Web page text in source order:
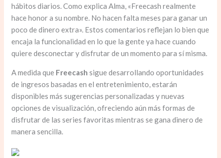
hábitos diarios. Como explica Alma, «Freecash realmente
hace honor a su nombre. No hacen falta meses para ganar un
poco de dinero extra». Estos comentarios reflejan lo bien que
encaja la funcionalidad en lo que la gente ya hace cuando
quiere desconectar y disfrutar de un momento para sí misma.
A medida que Freecashsigue desarrollando oportunidades
de ingresos basadas en el entretenimiento, estarán
disponibles más sugerencias personalizadas y nuevas
opciones de visualización, ofreciendo aún más formas de
disfrutar de las series favoritas mientras se gana dinero de
manera sencilla.